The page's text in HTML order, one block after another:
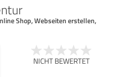
Shop, Webseiten erstellen,
NICHT BEWERTET